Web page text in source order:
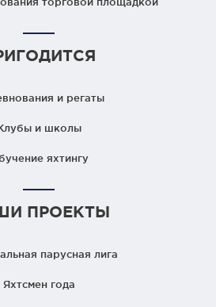
и регаты
и школы
яхтингу
ПРОЕКТЫ
парусная лига
Яхтсмен года